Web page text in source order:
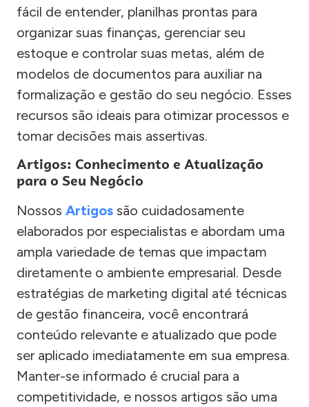
fácil de entender, planilhas prontas para
organizar suas finanças, gerenciar seu
estoque e controlar suas metas, além de
modelos de documentos para auxiliar na
formalização e gestão do seu negócio. Esses
recursos são ideais para otimizar processos e
tomar decisões mais assertivas.
Artigos: Conhecimento e Atualização
para o Seu Negócio
Nossos Artigos são cuidadosamente
elaborados por especialistas e abordam uma
ampla variedade de temas que impactam
diretamente o ambiente empresarial. Desde
estratégias de marketing digital até técnicas
de gestão financeira, você encontrará
conteúdo relevante e atualizado que pode
ser aplicado imediatamente em sua empresa.
Manter-se informado é crucial para a
competitividade, e nossos artigos são uma